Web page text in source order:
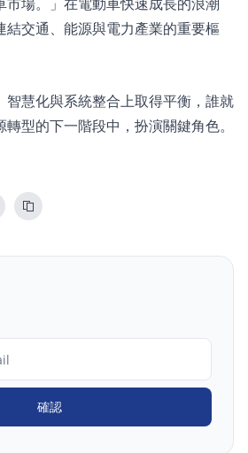
結交通、能源與電力產業的重要樞
智慧化與系統整合上取得平衡，誰就
型的下一階段中，扮演關鍵角色。
確認